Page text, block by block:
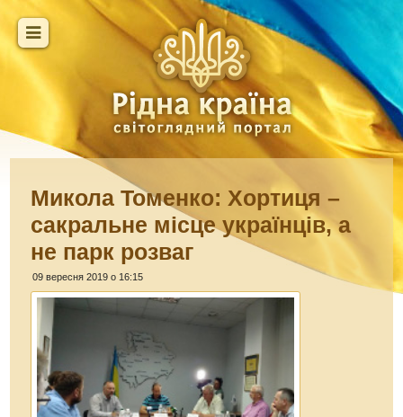
Микола Томенко: Хортиця –
сакральне місце українців, а
не парк розваг
09 вересня 2019 о 16:15